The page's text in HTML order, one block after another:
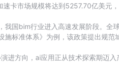
卡市场规模将达到5257.70亿美元
我国bim行业进入高速发展阶段。
施标准体系》为例，该政策提出规
演进方向，ai应用正从技术探索期